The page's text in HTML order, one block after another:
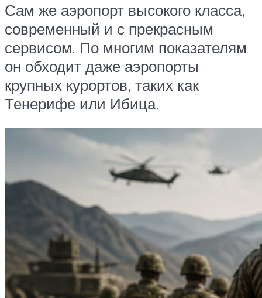
Сам же аэропорт высокого класса,
современный и с прекрасным
сервисом. По многим показателям
он обходит даже аэропорты
крупных курортов, таких как
Тенерифе или Ибица.